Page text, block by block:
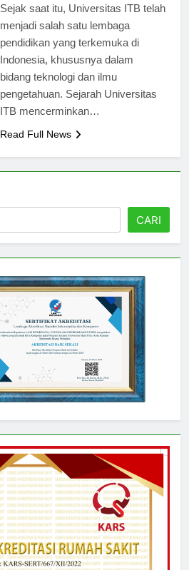
oleh pemerintah kolonial Belanda.
Sejak saat itu, Universitas ITB telah
menjadi salah satu lembaga
pendidikan yang terkemuka di
Indonesia, khususnya dalam
bidang teknologi dan ilmu
pengetahuan. Sejarah Universitas
CARI